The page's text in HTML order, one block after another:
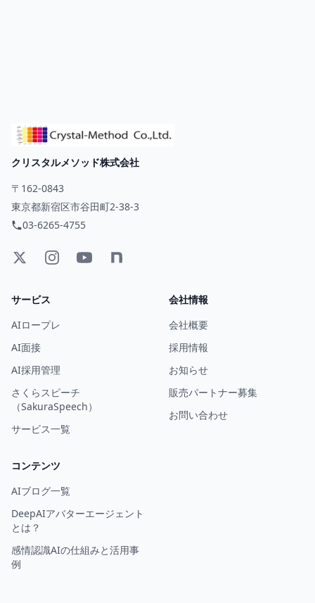
クリスタルメソッド株式会社
〒162-0843
東京都新宿区市谷田町2-38-3
03-6265-4755
サービス
AIロープレ
AI面接
AI採用管理
さくらスピーチ
（SakuraSpeech）
サービス一覧
会社情報
会社概要
採用情報
お知らせ
販売パートナー募集
お問い合わせ
コンテンツ
AIブログ一覧
DeepAIアバターエージェント
とは？
感情認識AIの仕組みと活用事
例